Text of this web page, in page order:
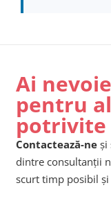
Ai
pentru
potrivite
Contactează-ne și
dintre consultanții
scurt timp posibil